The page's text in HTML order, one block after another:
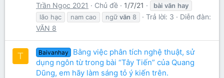
Trần Ngọc 2021
Chủ đề 1/7/21 bài văn hay
lão hạc
nam cao ngữ văn 8 Trả lời: 3
Diễn đàn:
VĂN 8
T Baivanhay
Bằng việc phân tích nghệ thuật, sử
dụng ngôn từ trong bài “Tây Tiến” của Quang
Dũng, em hãy làm sáng tỏ ý kiến trên.